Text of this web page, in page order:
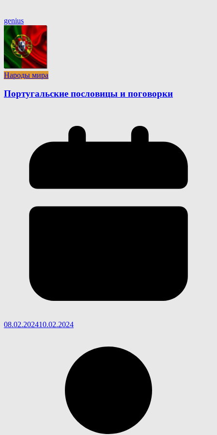
genius
Народы мира
Португальские пословицы и поговорки
08.02.202410.02.2024